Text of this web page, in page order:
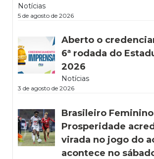
Notícias
5 de agosto de 2026
Aberto o
6ª rodada do
2026
Notícias
3 de agosto de 2026
Brasileiro
Prosperidade
virada no jogo do
acontece no